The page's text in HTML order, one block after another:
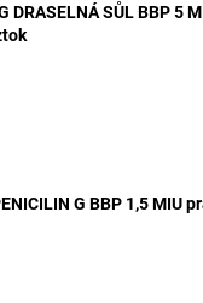
DRASELNÁ SŮL BBP 5
G BBP 1,5 MIU